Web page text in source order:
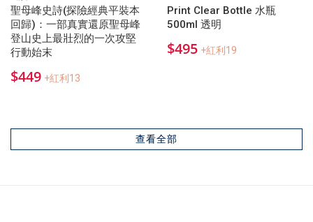
聖母峰史詩(探險經典平裝本
回歸)：一部真實還原聖母峰
登山史上最壯烈的一次攻堅
行動始末
$449 +紅利13
Print Clear Bottle 水瓶
500ml 透明
$495 +紅利19
查看全部